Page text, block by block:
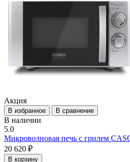
Акция
В избранное В сравнение
В наличии
5.0
Микроволновая печь с грилем
20 620 ₽
В корзину